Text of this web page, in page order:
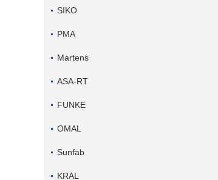
SIKO
PMA
Martens
ASA-RT
FUNKE
OMAL
Sunfab
KRAL